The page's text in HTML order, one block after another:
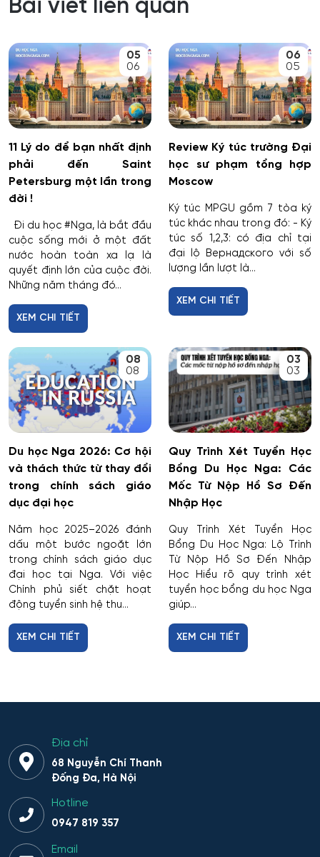
Bài viết liên quan
05
06
11 Lý do để bạn nhất định
phải đến Saint
Petersburg một lần trong
đời !
Đi du học #Nga, là bắt đầu
cuộc sống mới ở một đất
nước hoàn toàn xa lạ là
quyết định lớn của cuộc đời.
Những năm tháng đó...
XEM CHI TIẾT
06
05
Review Ký túc trường Đại
học sư phạm tổng hợp
Moscow
Ký túc MPGU gồm 7 tòa ký
túc khác nhau trong đó: - Ký
túc số 1,2,3: có địa chỉ tại
đại lộ Вернадского với số
lượng lần lượt là...
XEM CHI TIẾT
08
08
Du học Nga 2026: Cơ hội
và thách thức từ thay đổi
trong chính sách giáo
dục đại học
Năm học 2025–2026 đánh
dấu một bước ngoặt lớn
trong chính sách giáo dục
đại học tại Nga. Với việc
Chính phủ siết chặt hoạt
động tuyển sinh hệ thu...
XEM CHI TIẾT
03
03
Quy Trình Xét Tuyển Học
Bổng Du Học Nga: Các
Mốc Từ Nộp Hồ Sơ Đến
Nhập Học
Quy Trình Xét Tuyển Học
Bổng Du Học Nga: Lộ Trình
Từ Nộp Hồ Sơ Đến Nhập
Học Hiểu rõ quy trình xét
tuyển học bổng du học Nga
giúp...
XEM CHI TIẾT
Địa chỉ
68 Nguyễn Chí Thanh
Đống Đa, Hà Nội
Hotline
0947 819 357
Email